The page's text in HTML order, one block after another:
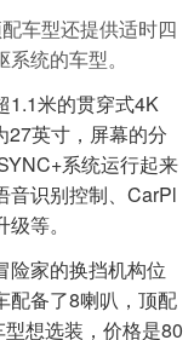
车型还提供适时四
统的车型。
1.1米的贯穿式4K
27英寸，屏幕的分
系统运行起来
音识别控制、CarPl
等。
险家的换挡机构位
配备了8喇叭，顶配
想选装，价格是80